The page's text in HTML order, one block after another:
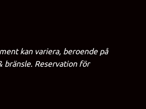
kan variera, beroende på
bränsle. Reservation för